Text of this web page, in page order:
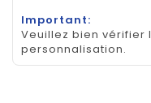
Important:
Veuillez bien
personnalisation.